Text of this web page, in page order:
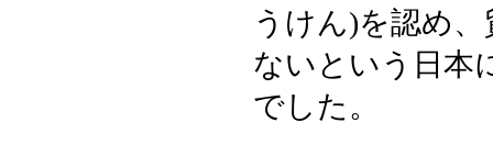
うけん)を認め
ないという日本
でした。